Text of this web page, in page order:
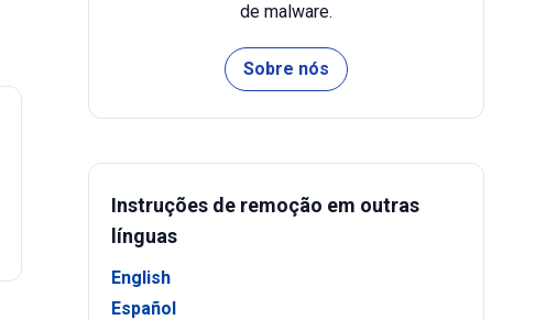
de malware.
Sobre nós
Instruções de remoção em outras
línguas
English
Español